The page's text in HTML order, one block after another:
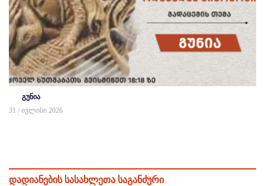
გუნია
31 / ივლისი 2026
დადიანების სასახლეთა საგანძური